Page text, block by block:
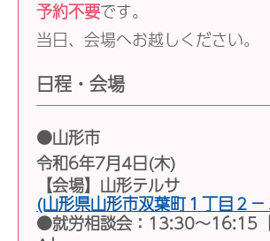
予約不要です。
当日、会場へお越しください。
日程・会場
●山形市
令和6年7月4日(木)
【会場】山形テルサ
(山形県山形市双葉町１丁目２−
●就労相談会：13:30〜16:15